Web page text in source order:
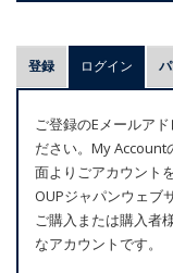
プ
ラ
マ
リ
ー
タ
ブ
登録 ログイン (アク
ご登録のEメールア
ださい。My Account
面よりごアカウント
OUPジャパンウェブ
ご購入または購入者
なアカウントです。